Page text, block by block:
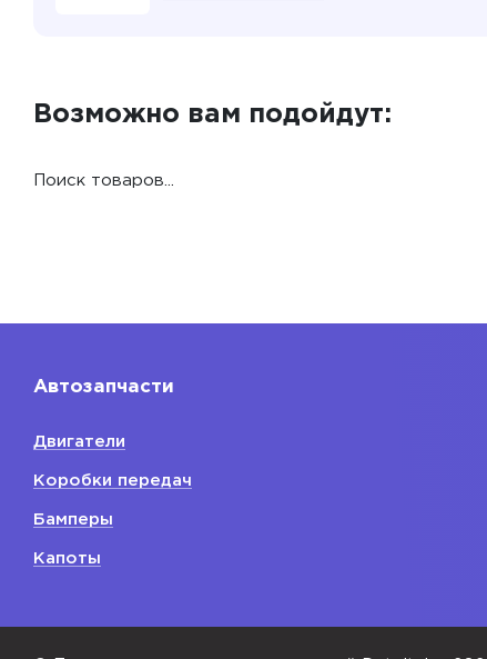
Возможно вам подойдут:
Поиск товаров...
Автозапчасти
Двигатели
Коробки передач
Бамперы
Капоты